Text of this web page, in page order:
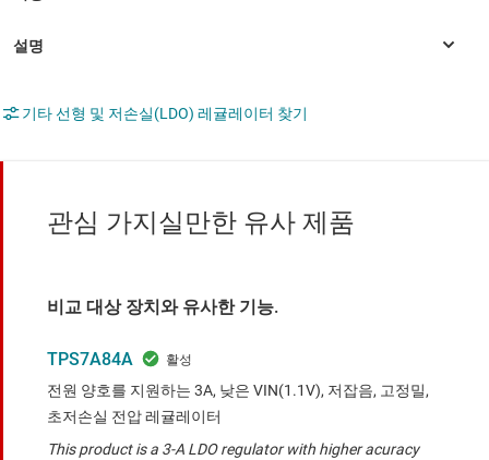
기타 선형 및 저손실(LDO) 레귤레이터 찾기
관심 가지실만한 유사 제품
비교 대상 장치와 유사한 기능.
TPS7A84A
전원 양호를 지원하는 3A, 낮은 VIN(1.1V), 저잡음, 고정밀,
초저손실 전압 레귤레이터
This product is a 3-A LDO regulator with higher acuracy